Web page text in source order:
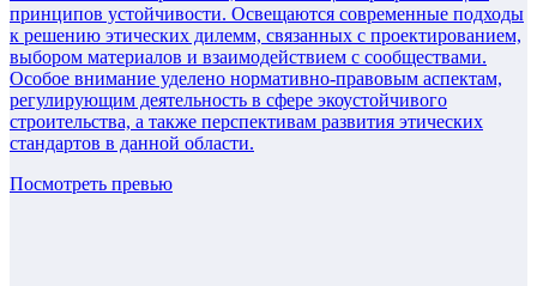
принципов устойчивости. Освещаются современные подходы
к решению этических дилемм, связанных с проектированием,
выбором материалов и взаимодействием с сообществами.
Особое внимание уделено нормативно-правовым аспектам,
регулирующим деятельность в сфере экоустойчивого
строительства, а также перспективам развития этических
стандартов в данной области.
Посмотреть превью